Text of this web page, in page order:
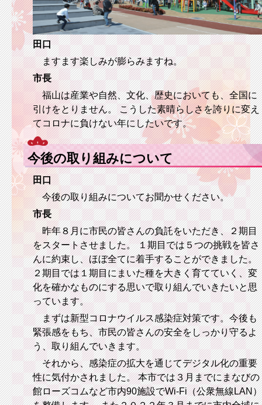
田口
ますます楽しみが膨らみますね。
市長
福山は産業や自然、文化、歴史においても、全国に
引けをとりません。 こうした素晴らしさを誇りに変え
てコロナに負けない年にしたいです。
今後の取り組みについて
田口
今後の取り組みについてお聞かせください。
市長
昨年８月に市民の皆さんの負託をいただき、２期目
をスタートさせました。 １期目では５つの挑戦を皆さ
んに約束し、ほぼ全てに着手することができました。
２期目では１期目にまいた種を大きく育てていく、変
化を確かなものにする思いで取り組んでいきたいと思
っています。
まずは新型コロナウイルス感染症対策です。今後も
緊張感をもち、市民の皆さんの安全をしっかり守るよ
う、取り組んでいきます。
それから、感染症の拡大を通じてデジタル化の重要
性に気付かされました。 本市では３月までにまなびの
館ローズコムなど市内90施設でWi-Fi（公衆無線LAN）